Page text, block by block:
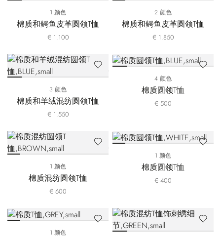
1 颜色
棉质和鳄鱼皮革圆领T恤
€ 1.100
2 颜色
棉质和鳄鱼皮革圆领T恤
€ 1.850
3 颜色
棉质和羊绒混纺圆领T恤
€ 1.550
4 颜色
棉质圆领T恤
€ 500
1 颜色
棉质混纺圆领T恤
€ 600
1 颜色
棉质圆领T恤
€ 400
1 颜色